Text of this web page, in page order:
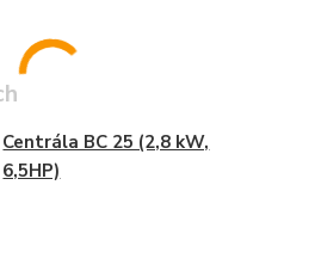
Centrála BC 25 (2,8 kW,
6,5HP)